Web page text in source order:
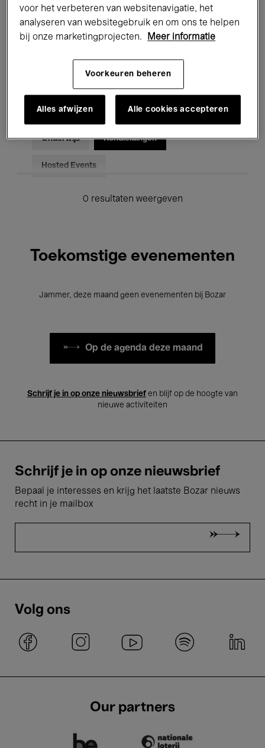
Performances Lezingen & Debatten
Jazz Klassieke Muziek Global Music
Voor iedereen Kids’ Palace
Onderwijs Rondleidingen
Hosted Events
0 resultaten weergeven
Toekomstige evenementen
Jammer, deze maand geen evenementen bij Bozar
Op de agenda deze maand
Schrijf je in op onze nieuwsbrief en blijf op de hoogte van
nieuwe activiteiten
Schrijf je in op onze nieuwsbrief
Bepaal je interesses en krijg het laatste Bozar nieuws
recht in je mailbox
Volg ons
Our partners
voor het verbeteren van websitenavigatie, het
analyseren van websitegebruik en om ons te helpen
bij onze marketingprojecten.
Meer informatie
Voorkeuren beheren
Alles afwijzen Alle cookies accepteren